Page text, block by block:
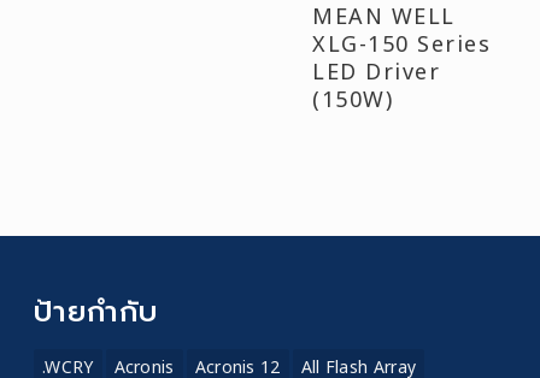
MEAN WELL
XLG-150 Series
LED Driver
(150W)
ป้ายกำกับ
.WCRY Acronis Acronis 12
All Flash Array